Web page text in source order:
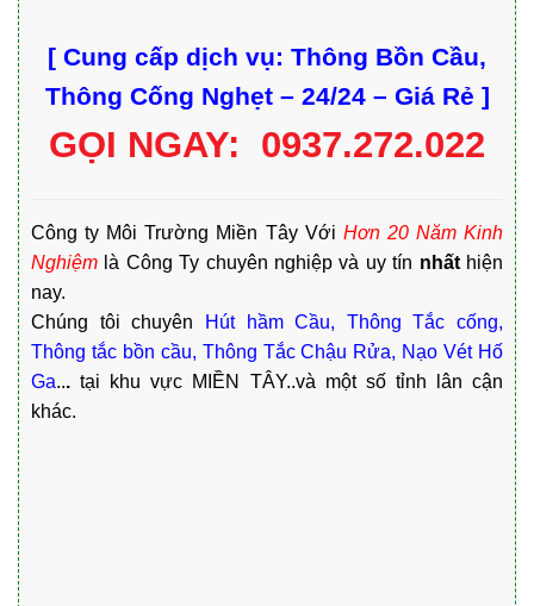
[ Cung cấp dịch vụ: Thông Bồn Cầu,
Thông Cống Nghẹt– 24/24 – Giá Rẻ ]
GỌI NGAY: 0937.272.022
Công ty Môi Trường Miền Tây Với Hơn 20 Năm Kinh
Nghiệm là Công Ty chuyên nghiệp và uy tín nhấthiện
nay.
Chúng tôi chuyên
Hút hầm Cầu, Thông Tắc cống,
Thông tắc bồn cầu, Thông Tắc Chậu Rửa, Nạo Vét Hố
Ga... tại khu vực MIỀN TÂY..và một số tỉnh lân cận
khác.